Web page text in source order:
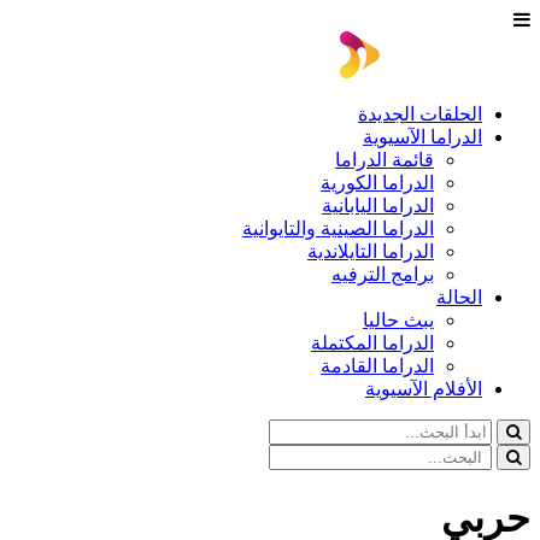
الحلقات الجديدة
الدراما الآسيوية
قائمة الدراما
الدراما الكورية
الدراما اليابانية
الدراما الصينية والتايوانية
الدراما التايلاندية
برامج الترفيه
الحالة
يبث حاليا
الدراما المكتملة
الدراما القادمة
الأفلام الآسيوية
حربي